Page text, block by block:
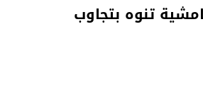
تنوه بتجاوب